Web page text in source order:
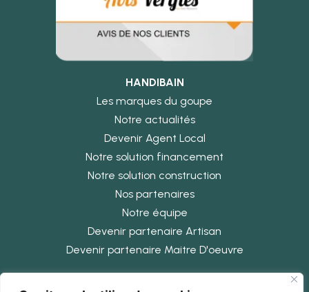
HANDIBAIN
Les marques du goupe
Notre actualités
Devenir Agent Local
Notre solution financement
Notre solution construction
Nos partenaires
Notre équipe
Devenir partenaire Artisan
Devenir partenaire Maitre D'oeuvre
INFORMATIONS